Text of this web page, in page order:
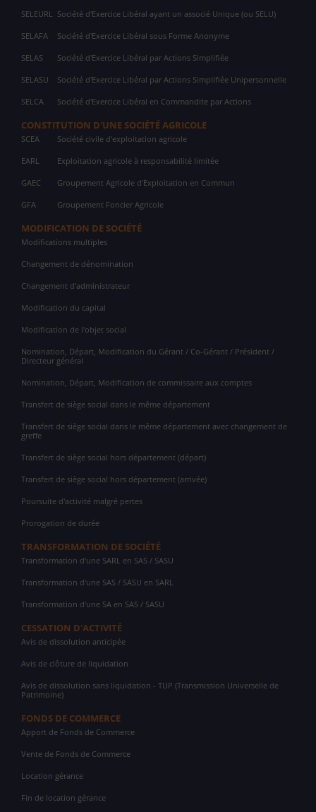
SELEURL Société d'Exercice Libéral ayant un associé Unique (ou SELU)
SELAFA Société d'Exercice Libéral sous Forme Anonyme
SELAS Société d'Exercice Libéral par Actions Simplifiée
SELASU Société d'Exercice Libéral par Actions Simplifiée Unipersonnelle
SELCA Société d'Exercice Libéral en Commandite par Actions
CONSTITUTION D'UNE SOCIÉTÉ AGRICOLE
SCEA Société civile d'exploitation agricole
EARL Exploitation agricole à responsabilité limitée
GAEC Groupement Agricole d'Exploitation en Commun
GFA Groupement Foncier Agricole
MODIFICATION DE SOCIÉTÉ
Modifications multiples
Changement de dénomination
Changement d'administrateur
Modification du capital
Modification de l'objet social
Nomination, Départ, Modification du Gérant / Co-Gérant / Président /
Directeur général
Nomination, Départ, Modification de commissaire aux comptes
Transfert de siège social dans le même département
Transfert de siège social dans le même département avec changement de
greffe
Transfert de siège social hors département (départ)
Transfert de siège social hors département (arrivée)
Poursuite d'activité malgré pertes
Prorogation de durée
TRANSFORMATION DE SOCIÉTÉ
Transformation d'une SARL en SAS / SASU
Transformation d'une SAS / SASU en SARL
Transformation d'une SA en SAS / SASU
CESSATION D'ACTIVITÉ
Avis de dissolution anticipée
Avis de clôture de liquidation
Avis de dissolution sans liquidation - TUP (Transmission Universelle de
Patrimoine)
FONDS DE COMMERCE
Apport de Fonds de Commerce
Vente de Fonds de Commerce
Location gérance
Fin de location gérance